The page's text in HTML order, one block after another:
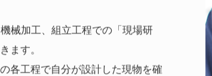
械加工、組立工程での「現場研
ます。
各工程で自分が設計した現物を確